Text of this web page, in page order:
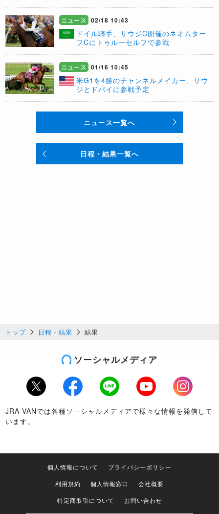
ニュース 02/18 10:43
ドイル騎手、サウジC開催のネオムター
フCにトゥルーセルフで参戦
ニュース 01/16 10:45
米G1を4勝のチャンネルメイカー、サウ
ジとドバイに参戦予定
ニュース一覧へ
日程・結果一覧へ
トップ 日程・結果 結果
ソーシャルメディア
Twitter Facebook LINE Youtube
Instagram
JRA-VANでは各種ソーシャルメディアで様々な情報を発信して
います。
個人情報について
プライバシーポリシー
利用規約
個人情報窓口
会社概要
特定商取引について
お問い合わせ